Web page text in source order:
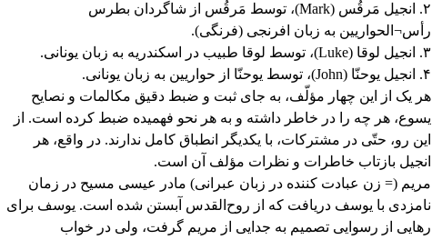
۲. انجیل مَرقُس (Mark)، توسط مَرقُس از شاگردان بطرس
رأس¬الحواریین به زبان افرنجی (فرنگی).
۳. انجیل لوقا (Luke)، توسط لوقا طبیب در اسکندریه به زبان یونانی.
۴. انجیل یوحنّا (John)، توسط یوحنّا از حواریین به زبان یونانی.
هر یک از این چهار مؤلّف، به جای ثبت و ضبط دقیق مکالمات و نصایح
یسوع، هر چه را در خاطر داشته و به هر نحو فهمیده ضبط کرده است. از
این رو، حتّی در مشترکات، با یکدیگر انطباق کامل ندارند. در واقع، هر
انجیل بازتاب خاطرات و نظرات مؤلف آن است.
مریم (= زن عبادت کننده در زبان عبرانی) مادر عیسی مسیح در زمان
نامزدی با یوسف دریافت که از روح‌القدس آبستن شده است. یوسف برای
رهایی از رسوایی تصمیم به جدایی از مریم گرفت، ولی در خواب